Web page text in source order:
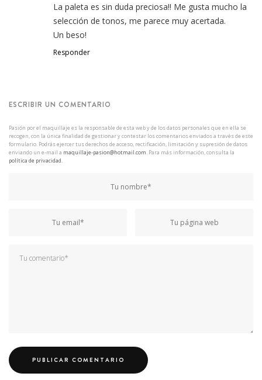
La paleta es sin duda preciosa!! Me gusta mucho la
selección de tonos, me parece muy acertada.
Un beso!
Responder
ESCRIBIR UN COMENTARIO
Pasión por el maquillaje es la responsable de esta web y de los datos personales que en ella se
recogen, con la única finalidad de gestionar y contestar los comentarios enviados a través de este
formulario. Podrás ejercer tus derechos de acceso, rectificación, limitación y supresión de datos
enviando un e-mail a maquillaje-pasion@hotmail.com . Para más información, consulta la
política de privacidad.